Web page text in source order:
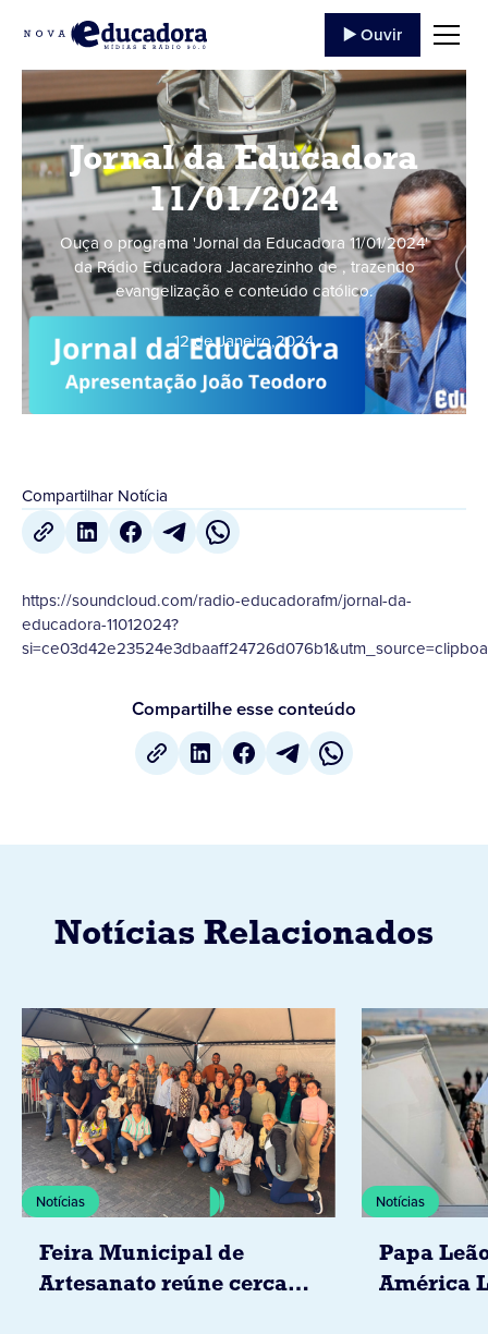
▶️ Ouvir
Jornal da Educadora
11/01/2024
Ouça o programa 'Jornal da Educadora 11/01/2024'
da Rádio Educadora Jacarezinho de , trazendo
evangelização e conteúdo católico.
12 de Janeiro,2024
Compartilhar Notícia
https://soundcloud.com/radio-educadorafm/jornal-da-
educadora-11012024?
Compartilhe esse conteúdo
Notícias Relacionados
Notícias
Feira Municipal de
Artesanato reúne cerca
Notícias
Papa
América